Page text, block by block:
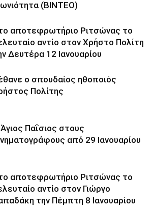
(BINTEO)
αποτεφρωτήριο Ριτσώνας το
αντίο στον Χρήστο Πολίτη
Δευτέρα 12 Ιανουαρίου
ο σπουδαίος ηθοποιός
Πολίτης
Παΐσιος στους
από 29 Ιανουαρίου
αποτεφρωτήριο Ριτσώνας το
αντίο στον Γιώργο
την Πέμπτη 8 Ιανουαρίου